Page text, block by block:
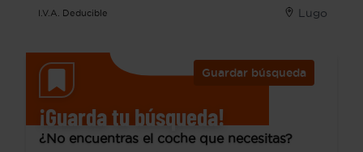
I.V.A. Deducible Lugo
Guardar búsqueda
¡Guarda tu búsqueda!
¿No encuentras el coche que necesitas?